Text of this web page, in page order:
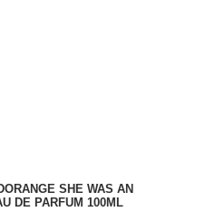
SHE WAS AN
DE PARFUM 100ML